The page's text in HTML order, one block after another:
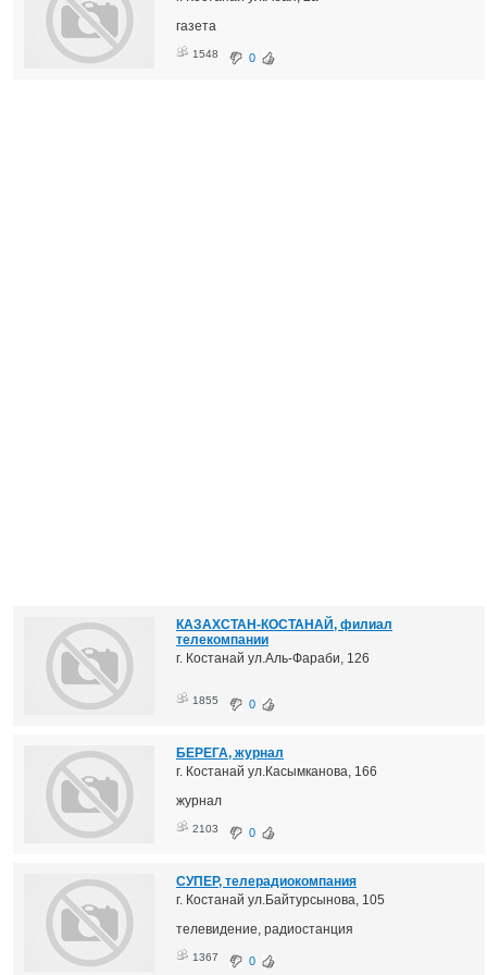
газета
1548 0
КАЗАХСТАН-КОСТАНАЙ, филиал
телекомпании
г. Костанай ул.Аль-Фараби, 126
1855 0
БЕРЕГА, журнал
г. Костанай ул.Касымканова, 166
журнал
2103 0
СУПЕР, телерадиокомпания
г. Костанай ул.Байтурсынова, 105
телевидение, радиостанция
1367 0